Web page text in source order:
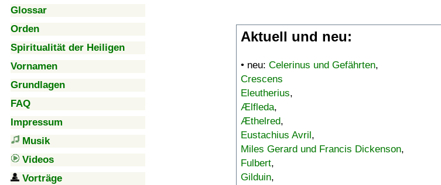
Glossar
Orden
Spiritualität der Heiligen
Vornamen
Grundlagen
FAQ
Impressum
Musik
Videos
Vorträge
Aktuell und neu:
• neu: Celerinus und Gefährten,
Crescens
Eleutherius,
Ælfleda,
Æthelred,
Eustachius Avril,
Miles Gerard und Francis Dickenson,
Fulbert,
Gilduin,